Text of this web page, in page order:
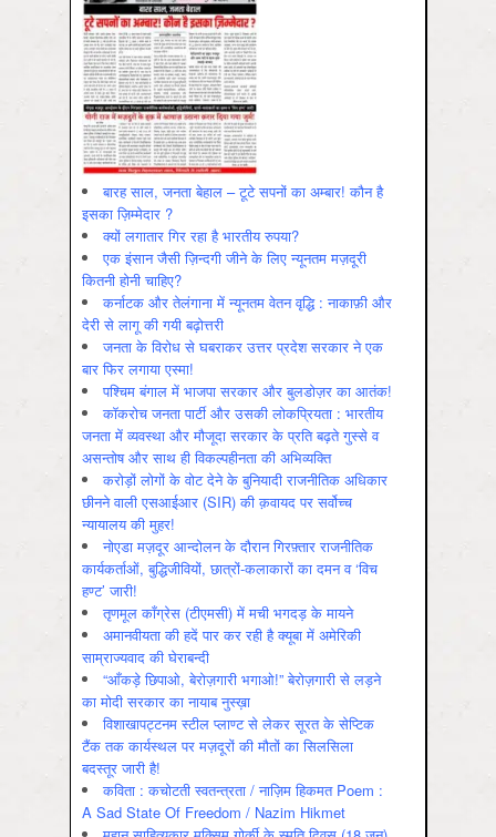
बारह साल, जनता बेहाल – टूटे सपनों का अम्बार! कौन है
इसका ज़िम्मेदार ?
क्यों लगातार गिर रहा है भारतीय रुपया?
एक इंसान जैसी ज़िन्दगी जीने के लिए न्यूनतम मज़दूरी
कितनी होनी चाहिए?
कर्नाटक और तेलंगाना में न्यूनतम वेतन वृद्धि : नाकाफ़ी और
देरी से लागू की गयी बढ़ोत्तरी
जनता के विरोध से घबराकर उत्तर प्रदेश सरकार ने एक
बार फिर लगाया एस्मा!
पश्चिम बंगाल में भाजपा सरकार और बुलडोज़र का आतंक!
कॉकरोच जनता पार्टी और उसकी लोकप्रियता : भारतीय
जनता में व्‍यवस्‍था और मौजूदा सरकार के प्रति बढ़ते गुस्‍से व
असन्‍तोष और साथ ही विकल्‍पहीनता की अभिव्‍यक्ति
करोड़ों लोगों के वोट देने के बुनियादी राजनीतिक अधिकार
छीनने वाली एसआईआर (SIR) की क़वायद पर सर्वोच्च
न्यायालय की मुहर!
नोएडा मज़दूर आन्दोलन के दौरान गिरफ़्तार राजनीतिक
कार्यकर्ताओं, बुद्धिजीवियों, छात्रों-कलाकारों का दमन व ‘विच
हण्ट’ जारी!
तृणमूल काँग्रेस (टीएमसी) में मची भगदड़ के मायने
अमानवीयता की हदें पार कर रही है क्यूबा में अमेरिकी
साम्राज्यवाद की घेराबन्दी
“आँकड़े छिपाओ, बेरोज़गारी भगाओ!” बेरोज़गारी से लड़ने
का मोदी सरकार का नायाब नुस्ख़ा
विशाखापट्टनम स्टील प्लाण्ट से लेकर सूरत के सेप्टिक
टैंक तक कार्यस्थल पर मज़दूरों की मौतों का सिलसिला
बदस्तूर जारी है!
कविता : कचोटती स्वतन्त्रता / नाज़िम हिकमत Poem :
A Sad State Of Freedom / Nazim Hikmet